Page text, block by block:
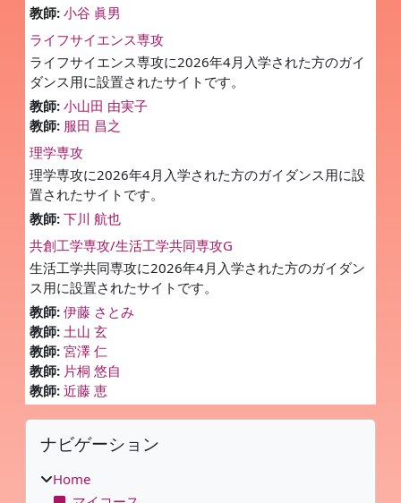
教師: 小谷 眞男
ライフサイエンス専攻
ライフサイエンス専攻に2026年4月入学された方のガイ
ダンス用に設置されたサイトです。
教師: 小山田 由実子
教師: 服田 昌之
理学専攻
理学専攻に2026年4月入学された方のガイダンス用に設
置されたサイトです。
教師: 下川 航也
共創工学専攻/生活工学共同専攻G
生活工学共同専攻に2026年4月入学された方のガイダン
ス用に設置されたサイトです。
教師: 伊藤 さとみ
教師: 土山 玄
教師: 宮澤 仁
教師: 片桐 悠自
教師: 近藤 恵
ブロック
ナビゲーション をスキップする
ナビゲーション
Home